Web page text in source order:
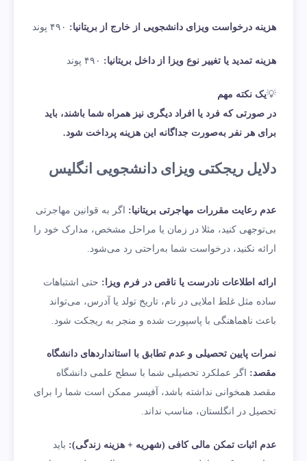
هزینه درخواست ویزای دانشجویی از خارج از بریتانیا:
هزینه تمدید یا تغییر نوع ویزا از داخل بریتانیا:
💡یک نکته مهم
در صورتی که فرد یا افراد دیگری نیز همراه شما باشند، باید
برای هر نفر به‌صورت جداگانه این هزینه پرداخت شود.
دلایل ریجکتی ویزای دانشجویی انگلیس
عدم رعایت مقررات مهاجرتی بریتانیا: اگر به قوانین مهاجرتی
بی‌توجهی کنید، مثلا در زمان یا مراحل مشخص‌، مدارک خود را
ارائه نکنید، درخواست شما به‌راحتی رد می‌شود.
ارائه اطلاعات نادرست یا ناقص در فرم ویزا: حتی اشتباهات
ساده مثل غلط املایی در نام، تاریخ تولد یا آدرس، می‌تواند
باعث ناهماهنگی با پاسپورت شده و منجر به ریجکت شود.
نمرات پایین تحصیلی و عدم تطابق با استانداردهای دانشگاه
مقصد: اگر عملکرد تحصیلی شما با سطح علمی دانشگاه
مقصد همخوانی نداشته باشد، آفیسر ممکن است شما را برای
تحصیل در انگلستان، مناسب نداند.
عدم اثبات تمکن مالی کافی (شهریه + هزینه زندگی): باید